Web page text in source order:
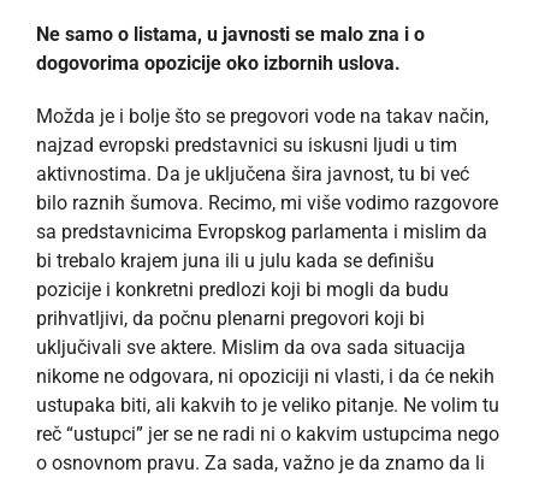
Ne samo o listama, u javnosti se malo zna i o
dogovorima opozicije oko izbornih uslova.
Možda je i bolje što se pregovori vode na takav način,
najzad evropski predstavnici su iskusni ljudi u tim
aktivnostima. Da je uključena šira javnost, tu bi već
bilo raznih šumova. Recimo, mi više vodimo razgovore
sa predstavnicima Evropskog parlamenta i mislim da
bi trebalo krajem juna ili u julu kada se definišu
pozicije i konkretni predlozi koji bi mogli da budu
prihvatljivi, da počnu plenarni pregovori koji bi
uključivali sve aktere. Mislim da ova sada situacija
nikome ne odgovara, ni opoziciji ni vlasti, i da će nekih
ustupaka biti, ali kakvih to je veliko pitanje. Ne volim tu
reč “ustupci” jer se ne radi ni o kakvim ustupcima nego
o osnovnom pravu. Za sada, važno je da znamo da li